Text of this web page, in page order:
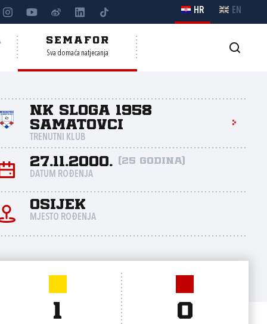
HR EN
SEMAFOR
Sva domaća natjecanja
NK Sloga 1958
Samatovci
TRENUTNI KLUB
27.11.2000. (25 godina)
DATUM ROĐENJA
Osijek
MJESTO ROĐENJA
1 0